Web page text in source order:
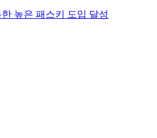
한 높은 패스키 도입 달성